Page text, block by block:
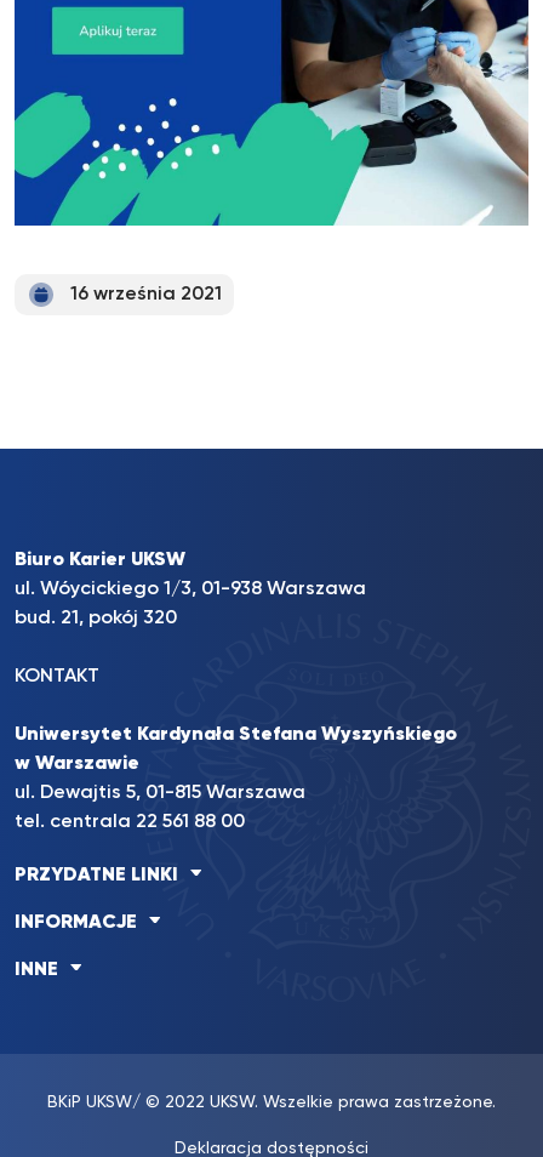
16 września 2021
Biuro Karier UKSW
ul. Wóycickiego 1/3, 01-938 Warszawa
bud. 21, pokój 320
KONTAKT
Uniwersytet Kardynała Stefana Wyszyńskiego
w Warszawie
ul. Dewajtis 5, 01-815 Warszawa
tel. centrala 22 561 88 00
PRZYDATNE LINKI
INFORMACJE
INNE
BKiP UKSW/ © 2022 UKSW. Wszelkie prawa zastrzeżone.
Deklaracja dostępności